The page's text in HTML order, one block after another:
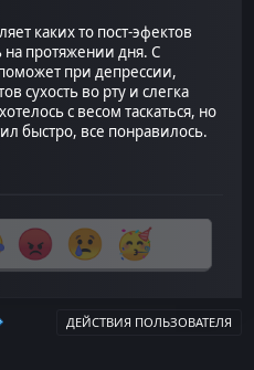
каких то пост-эфектов
на протяжении дня. С
при депрессии,
сухость во рту и слегка
с весом таскаться, но
быстро, все понравилось.
ДЕЙСТВИЯ ПОЛЬЗОВАТЕЛЯ